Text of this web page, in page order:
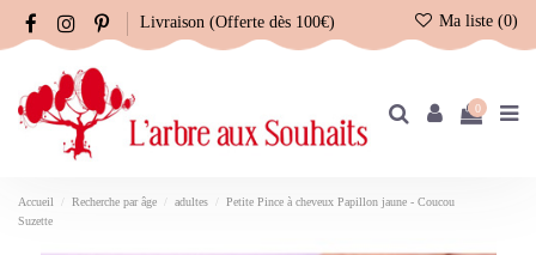
Livraison (Offerte dès 100€) Ma liste (0)
0
Accueil Recherche par âge adultes
Petite Pince à cheveux Papillon jaune - Coucou
Suzette